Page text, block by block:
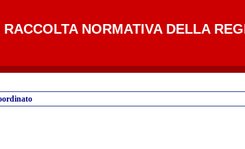
RACCOLTA NORMATIVA DELLA